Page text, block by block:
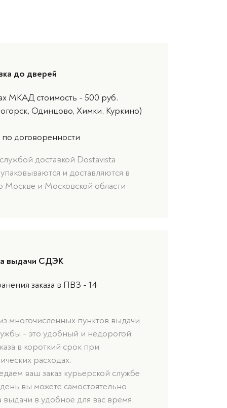
до дверей
МКАД стоимость - 500 руб.
Одинцово, Химки, Куркино)
договоренности
доставкой Dostavista
и доставляются в
Москве и Московской области
выдачи СДЭК
заказа в ПВЗ - 14
многочисленных пунктов выдачи
- это удобный и недорогой
в короткий срок при
расходах.
ваш заказ курьерской службе
вы можете самостоятельно
выдачи в удобное для вас время.